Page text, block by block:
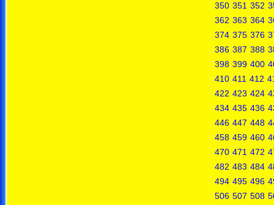
350 351 352
362 363 364
374 375 376
386 387 388
398 399 400
410 411 412
422 423 424
434 435 436
446 447 448
458 459 460
470 471 472
482 483 484
494 495 496
506 507 508